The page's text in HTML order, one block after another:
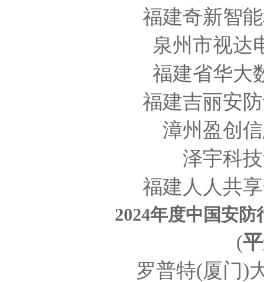
福建奇新智
泉州市视达
福建省华大
福建吉丽安
漳州盈创
泽宇科
福建人人共
2024年度中国安
(
罗普特(厦门)